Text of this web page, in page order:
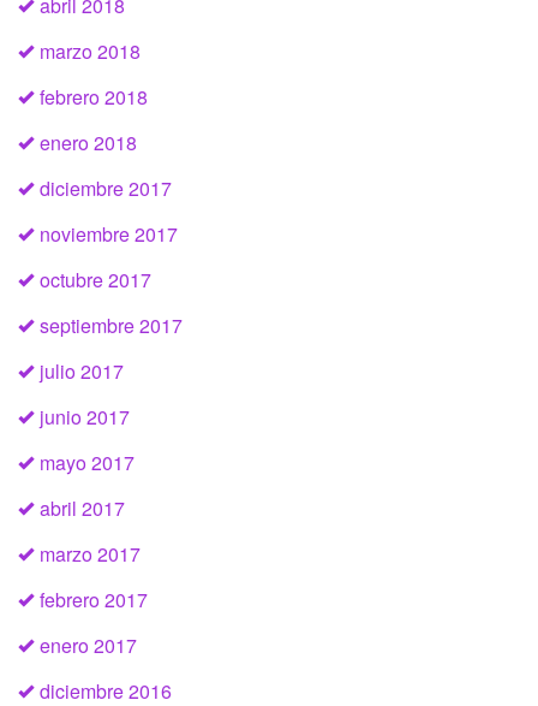
marzo 2018
febrero 2018
enero 2018
diciembre 2017
noviembre 2017
octubre 2017
septiembre 2017
julio 2017
junio 2017
mayo 2017
abril 2017
marzo 2017
febrero 2017
enero 2017
diciembre 2016